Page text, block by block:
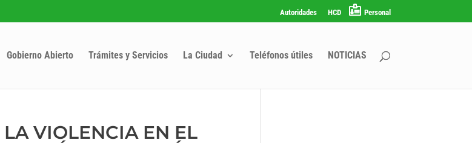
Autoridades HCD Personal
Gobierno Abierto Trámites y Servicios La Ciudad Teléfonos útiles NOTICIAS
VIOLENCIA EN EL